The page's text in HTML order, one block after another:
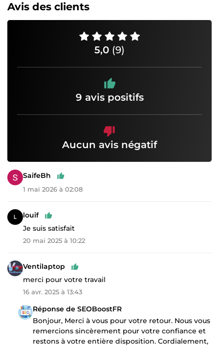
Avis des clients
5,0 (9)
9 avis positifs
Aucun avis négatif
SaifeBh
1 mai 2026 à 02:08
louif
Je suis satisfait
20 mai 2025 à 10:22
Ventilaptop
merci pour votre travail
16 avr. 2025 à 13:43
Réponse de SEOBoostFR
Bonjour, Merci à vous pour votre retour. Nous vous
remercions sincèrement pour votre confiance et
restons à votre entière disposition. Cordialement,